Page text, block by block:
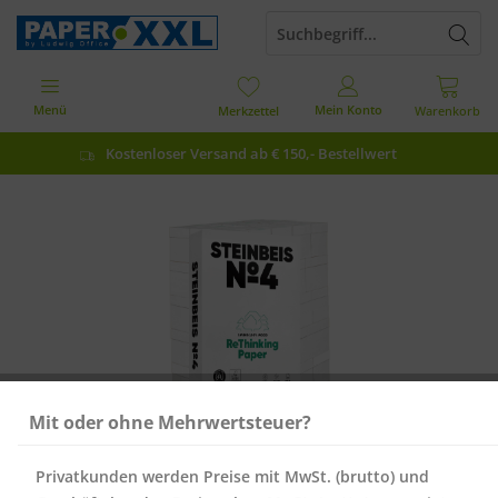
Kostenloser Versand ab € 150,- Bestellwert
Warenkorb
Merkzettel Mein Konto
Menü
Mit oder ohne Mehrwertsteuer?
Privatkunden werden Preise mit MwSt. (brutto) und